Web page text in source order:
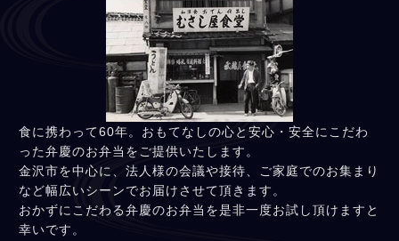
食に携わって60年。おもてなしの心と安心・安全にこだわ
った弁慶のお弁当をご提供いたします。
金沢市を中心に、法人様の会議や接待、ご家庭でのお集まり
など幅広いシーンでお届けさせて頂きます。
おかずにこだわる弁慶のお弁当を是非一度お試し頂けますと
幸いです。